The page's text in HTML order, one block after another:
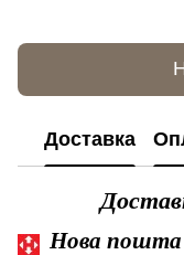
Доставка
Нова пошта